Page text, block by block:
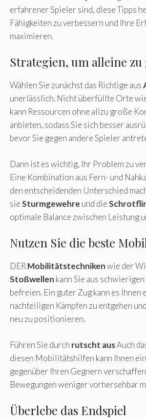
erfahrener Spieler sind, diese Tipps
Fähigkeiten zu verbessern und Ihre
maximieren.
Strategien, um alleine
Wählen Sie zunächst das Richtige aus
unerlässlich. Nicht überfüllte Orte
kann Ressourcen ohne allzu große
anbieten, sodass Sie sich besser
bevor Sie gegen andere Spieler
Dann ist es wichtig, Ihr Problem zu
Eine Kombination aus Fern- und
den entscheidenden Unterschied
sieSturmgewehre und die
optimale Balance zwischen Leistung
Nutzen Sie die beste
DERMobilitätstechnikenwie der
Stoßwellen kann Sie aus
befreien. Ein guter Zug kann es Ihnen
nachteiligen Kämpfen zu entgehen
neu zu positionieren.
Führen Sie durch rutscht ausAuch
diesen Mobilitätshilfen kann Ihnen
gegenüber Ihren Gegnern
Bewegungen weniger vorhersehbar
Überlebe das Endspiel